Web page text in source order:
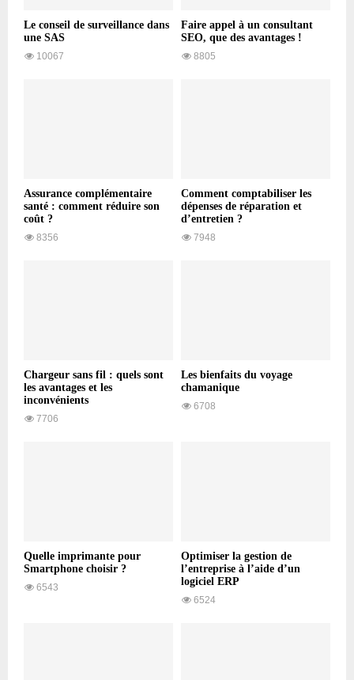
Le conseil de surveillance dans
une SAS
10067
Faire appel à un consultant
SEO, que des avantages !
8805
Assurance complémentaire
santé : comment réduire son
coût ?
8356
Comment comptabiliser les
dépenses de réparation et
d’entretien ?
7948
Chargeur sans fil : quels sont
les avantages et les
inconvénients
7706
Les bienfaits du voyage
chamanique
6708
Quelle imprimante pour
Smartphone choisir ?
6543
Optimiser la gestion de
l’entreprise à l’aide d’un
logiciel ERP
6524